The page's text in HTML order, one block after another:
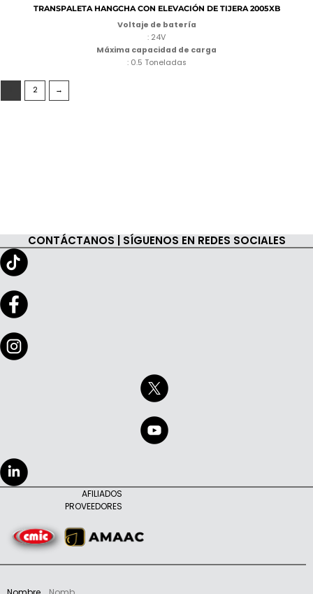
TRANSPALETA HANGCHA CON ELEVACIÓN DE TIJERA 2005XB
Voltaje de batería
: 24V
Máxima capacidad de carga
: 0.5 Toneladas
2 →
CONTÁCTANOS | SÍGUENOS EN REDES SOCIALES
AFILIADOS
PROVEEDORES